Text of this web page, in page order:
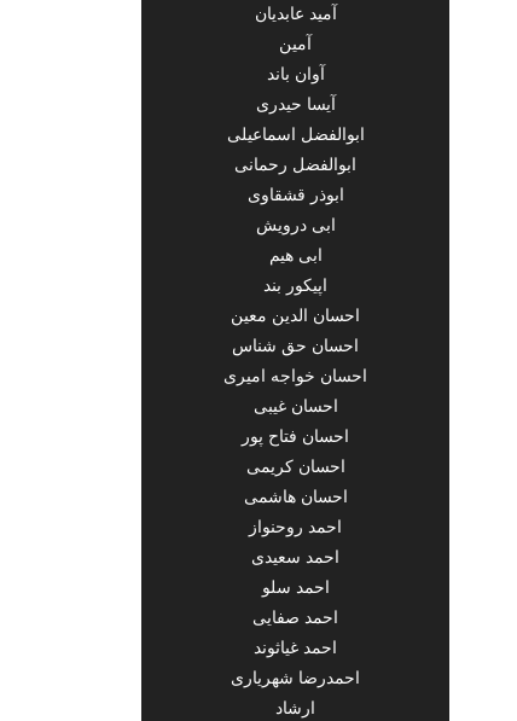
آمید عابدیان
آمین
آوان باند
آیسا حیدری
ابوالفضل اسماعیلی
ابوالفضل رحمانی
ابوذر قشقاوی
ابی درویش
ابی هیم
اپیکور بند
احسان الدین معین
احسان حق شناس
احسان خواجه امیری
احسان غیبی
احسان فتاح پور
احسان کریمی
احسان هاشمی
احمد روحنواز
احمد سعیدی
احمد سلو
احمد صفایی
احمد غیاثوند
احمدرضا شهریاری
ارشاد